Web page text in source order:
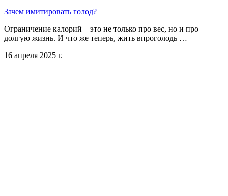
Зачем имитировать голод?
Ограничение калорий – это не только про вес, но и про
долгую жизнь. И что же теперь, жить впроголодь …
16 апреля 2025 г.